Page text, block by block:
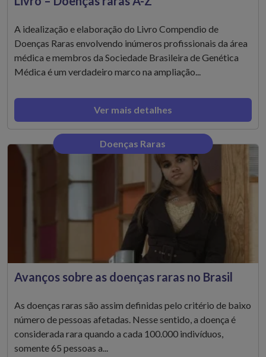
A idealização e elaboração do Livro Compendio de
Doenças Raras envolvendo inúmeros profissionais da área
médica e membros da Sociedade Brasileira de Genética
Médica é um verdadeiro marco na ampliação...
Ver mais detalhes
Doenças Raras
Avanços sobre as doenças raras no Brasil
As doenças raras são assim definidas pelo critério de baixo
número de pessoas afetadas. Nesse sentido, a doença é
considerada rara quando a cada 100.000 indivíduos,
somente 65 pessoas a...